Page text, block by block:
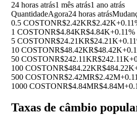
24 horas atrás1 mês atrás1 ano atrás
QuantidadeAgora24 horas atrás
0.5 COSTONR$2.42KR$2.42K
1 COSTONR$4.84KR$4.84K+0.11%
5 COSTONR$24.21KR$24.21K
10 COSTONR$48.42KR$48.42K
50 COSTONR$242.11KR$242.11K
100 COSTONR$484.22KR$484.22K
500 COSTONR$2.42MR$2.42M
1000 COSTONR$4.84MR$4.84M
Taxas de câmbio